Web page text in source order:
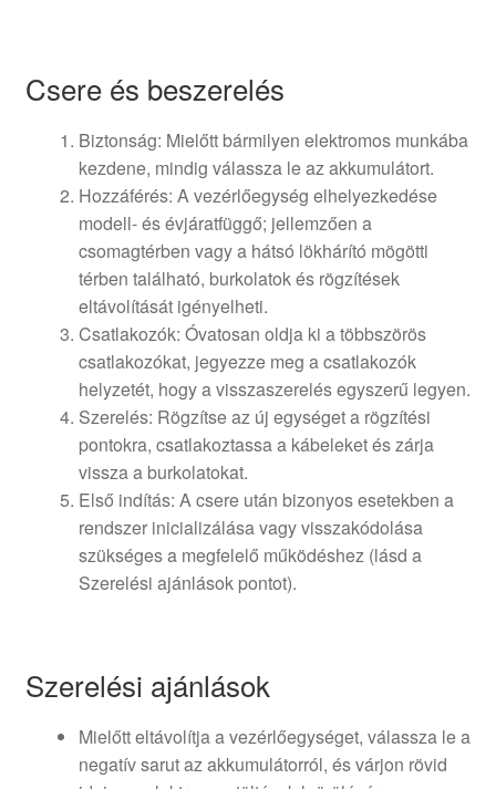
Csere és beszerelés
Biztonság: Mielőtt bármilyen elektromos munkába
kezdene, mindig válassza le az akkumulátort.
Hozzáférés: A vezérlőegység elhelyezkedése
modell- és évjáratfüggő; jellemzően a
csomagtérben vagy a hátsó lökhárító mögötti
térben található, burkolatok és rögzítések
eltávolítását igényelheti.
Csatlakozók: Óvatosan oldja ki a többszörös
csatlakozókat, jegyezze meg a csatlakozók
helyzetét, hogy a visszaszerelés egyszerű legyen.
Szerelés: Rögzítse az új egységet a rögzítési
pontokra, csatlakoztassa a kábeleket és zárja
vissza a burkolatokat.
Első indítás: A csere után bizonyos esetekben a
rendszer inicializálása vagy visszakódolása
szükséges a megfelelő működéshez (lásd a
Szerelési ajánlások pontot).
Szerelési ajánlások
Mielőtt eltávolítja a vezérlőegységet, válassza le a
negatív sarut az akkumulátorról, és várjon rövid